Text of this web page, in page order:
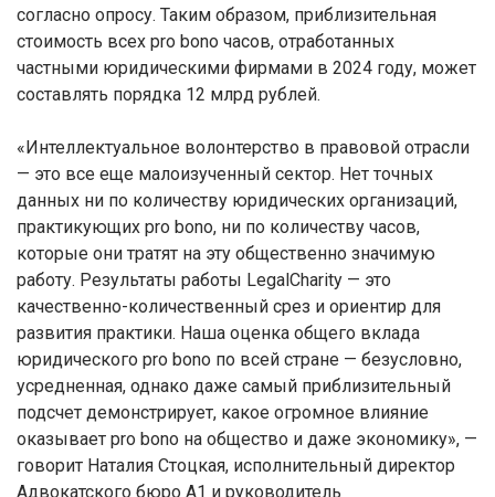
согласно опросу. Таким образом, приблизительная
стоимость всех pro bono часов, отработанных
частными юридическими фирмами в 2024 году, может
составлять порядка 12 млрд рублей.
«Интеллектуальное волонтерство в правовой отрасли
— это все еще малоизученный сектор. Нет точных
данных ни по количеству юридических организаций,
практикующих pro bono, ни по количеству часов,
которые они тратят на эту общественно значимую
работу. Результаты работы LegalCharity — это
качественно-количественный срез и ориентир для
развития практики. Наша оценка общего вклада
юридического pro bono по всей стране — безусловно,
усредненная, однако даже самый приблизительный
подсчет демонстрирует, какое огромное влияние
оказывает pro bono на общество и даже экономику», —
говорит Наталия Стоцкая, исполнительный директор
Адвокатского бюро А1 и руководитель